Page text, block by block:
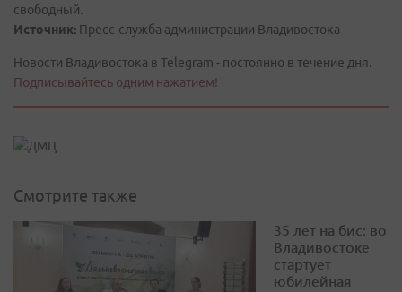
свободный.
Источник: Пресс-служба администрации Владивостока
Новости Владивостока в Telegram - постоянно в течение дня.
Подписывайтесь одним нажатием!
Смотрите также
35 лет на бис: во
Владивостоке
стартует
юбилейная